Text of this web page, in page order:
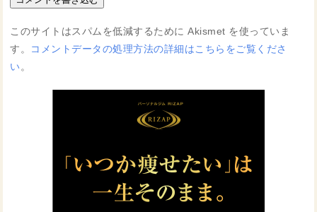
このサイトはスパムを低減するために Akismet を使っていま
す。 コメントデータの処理方法の詳細はこちらをご覧くださ
い。